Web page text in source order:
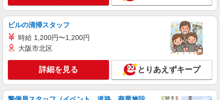
キープ 詳細を見る
株式会社スタッフサービス・メディカル 東東京医療オフィス（お仕
事No.W10479949）
NEW
看護助手
時給1400円
東京都足立区内の病院
ビルの清掃スタッフ
時給 1,200円〜1,200円
大阪市北区
詳細を見る とりあえずキープ